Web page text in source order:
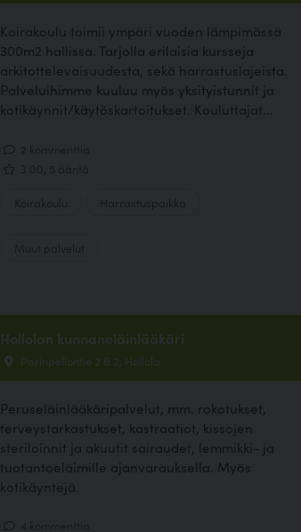
Koirakoulu toimii ympäri vuoden lämpimässä
300m2 hallissa. Tarjolla erilaisia kursseja
arkitottelevaisuudesta, sekä harrastuslajeista.
Palveluihimme kuuluu myös yksityistunnit ja
kotikäynnit/käytöskartoitukset. Kouluttajat...
Hollolan kunnaneläinlääkäri
Parinpellontie 2 B 2, Hollola
Peruseläinlääkäripalvelut, mm. rokotukset,
terveystarkastukset, kastraatiot, kissojen
steriloinnit ja akuutit sairaudet, lemmikki- ja
tuotantoeläimille ajanvarauksella. Myös
kotikäyntejä.